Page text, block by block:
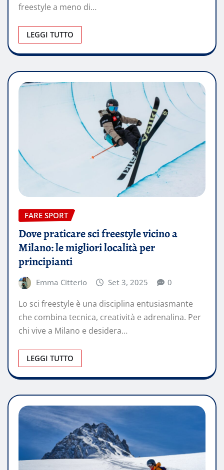
freestyle a meno di…
LEGGI TUTTO
FARE SPORT
Dove praticare sci freestyle vicino a
Milano: le migliori località per
principianti
Emma Citterio Set 3, 2025 0
Lo sci freestyle è una disciplina entusiasmante
che combina tecnica, creatività e adrenalina. Per
chi vive a Milano e desidera…
LEGGI TUTTO